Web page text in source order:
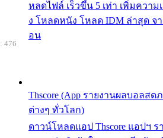
หลดไฟล์ เร็วขึ้น 5 เท่า เพิ่มความ
ง โหลดหนัง โหลด IDM ล่าสุด จา
อน
Thscore (App รายงานผลบอลส
ต่างๆ ทั่วโลก)
ดาวน์โหลดแอป Thscore แอปฯ ร
476